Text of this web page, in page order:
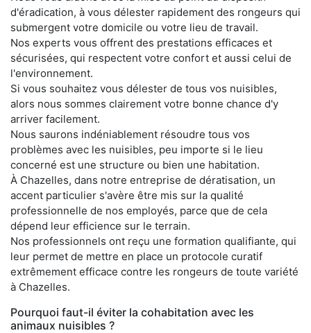
d'éradication, à vous délester rapidement des rongeurs qui
submergent votre domicile ou votre lieu de travail.
Nos experts vous offrent des prestations efficaces et
sécurisées, qui respectent votre confort et aussi celui de
l'environnement.
Si vous souhaitez vous délester de tous vos nuisibles,
alors nous sommes clairement votre bonne chance d'y
arriver facilement.
Nous saurons indéniablement résoudre tous vos
problèmes avec les nuisibles, peu importe si le lieu
concerné est une structure ou bien une habitation.
À Chazelles, dans notre entreprise de dératisation, un
accent particulier s'avère être mis sur la qualité
professionnelle de nos employés, parce que de cela
dépend leur efficience sur le terrain.
Nos professionnels ont reçu une formation qualifiante, qui
leur permet de mettre en place un protocole curatif
extrêmement efficace contre les rongeurs de toute variété
à Chazelles.
Pourquoi faut-il éviter la cohabitation avec les
animaux nuisibles ?